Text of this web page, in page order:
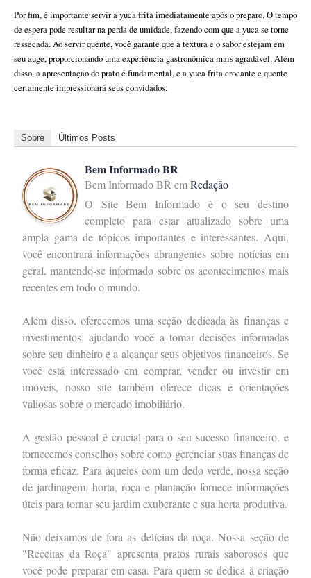
Por fim, é importante servir a yuca frita imediatamente após o preparo. O tempo
de espera pode resultar na perda de umidade, fazendo com que a yuca se torne
ressecada. Ao servir quente, você garante que a textura e o sabor estejam em
seu auge, proporcionando uma experiência gastronômica mais agradável. Além
disso, a apresentação do prato é fundamental, e a yuca frita crocante e quente
certamente impressionará seus convidados.
Sobre Últimos Posts
Bem Informado BR
Bem Informado BR emRedação
O Site Bem Informado é o seu destino
completo para estar atualizado sobre uma
ampla gama de tópicos importantes e interessantes. Aqui,
você encontrará informações abrangentes sobre notícias em
geral, mantendo-se informado sobre os acontecimentos mais
recentes em todo o mundo.
Além disso, oferecemos uma seção dedicada às finanças e
investimentos, ajudando você a tomar decisões informadas
sobre seu dinheiro e a alcançar seus objetivos financeiros. Se
você está interessado em comprar, vender ou investir em
imóveis, nosso site também oferece dicas e orientações
valiosas sobre o mercado imobiliário.
A gestão pessoal é crucial para o seu sucesso financeiro, e
fornecemos conselhos sobre como gerenciar suas finanças de
forma eficaz. Para aqueles com um dedo verde, nossa seção
de jardinagem, horta, roça e plantação fornece informações
úteis para tornar seu jardim exuberante e sua horta produtiva.
Não deixamos de fora as delícias da roça. Nossa seção de
"Receitas da Roça" apresenta pratos rurais saborosos que
você pode preparar em casa. Para quem se dedica à criação